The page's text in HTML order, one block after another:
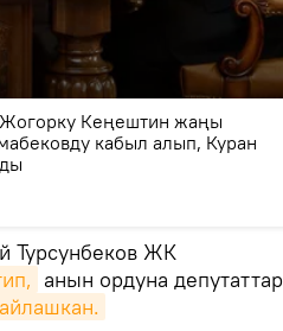
Кеңештин жаңы
кабыл алып, Куран
Турсунбеков ЖК
анын ордуна депутаттар